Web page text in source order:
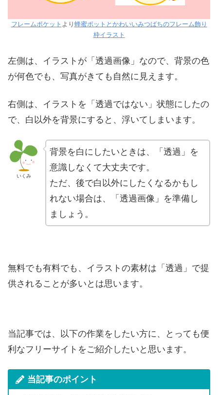
フレームポケット より 蜂蜜ポットとかわいいみつばちのフレーム飾り
枠イラスト
左側は、イラストが「透過画像」なので、背景の色
が何色でも、写真がきても自然に見えます。
右側は、イラストを「透過ではない」状態にしたの
で、白以外を背景にすると、浮いてしまいます。
いくみ
背景を白にしたいときは、「透過」を
意識しなくて大丈夫です。
ただ、後で白以外にしたくなるかもし
れない場合は、「透過画像」を準備し
ましょう。
無料でも有料でも、イラストの素材は「透過」で提
供されることが多いとは思います。
当記事では、以下の作業をしたい方に、とっても便
利なフリーサイトをご紹介したいと思います。
当記事のポイント